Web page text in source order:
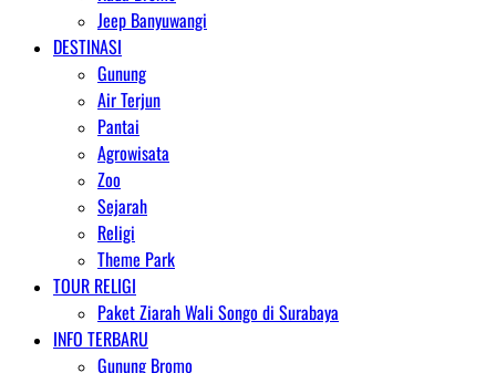
Jeep Banyuwangi
DESTINASI
Gunung
Air Terjun
Pantai
Agrowisata
Zoo
Sejarah
Religi
Theme Park
TOUR RELIGI
Paket Ziarah Wali Songo di Surabaya
INFO TERBARU
Gunung Bromo